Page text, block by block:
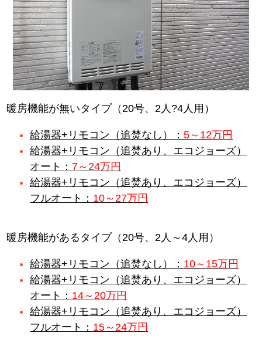
暖房機能が無いタイプ（20号、2人?4人用）
給湯器+リモコン（追焚なし）：5～12万円
給湯器+リモコン（追焚あり、エコジョーズ）
オート： 7～24万円
給湯器+リモコン（追焚あり、エコジョーズ）
フルオート： 10～27万円
暖房機能があるタイプ（20号、2人～4人用）
給湯器+リモコン（追焚なし）： 10～15万円
給湯器+リモコン（追焚あり、エコジョーズ）
オート： 14～20万円
給湯器+リモコン（追焚あり、エコジョーズ）
フルオート： 15～24万円